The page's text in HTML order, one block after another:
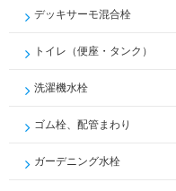
デッキサーモ混合栓
トイレ（便座・タンク）
洗濯機水栓
ゴム栓、配管まわり
ガーデニング水栓